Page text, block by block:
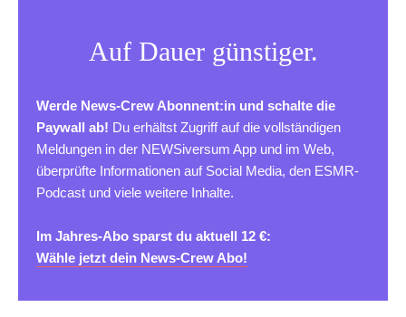
Auf Dauer günstiger.
Werde News-Crew Abonnent:in und schalte die
Paywall ab! Du erhältst Zugriff auf die vollständigen
Meldungen in der NEWSiversum App und im Web,
überprüfte Informationen auf Social Media, den ESMR-
Podcast und viele weitere Inhalte.
Im Jahres-Abo sparst du aktuell 12 €:
Wähle jetzt dein News-Crew Abo!